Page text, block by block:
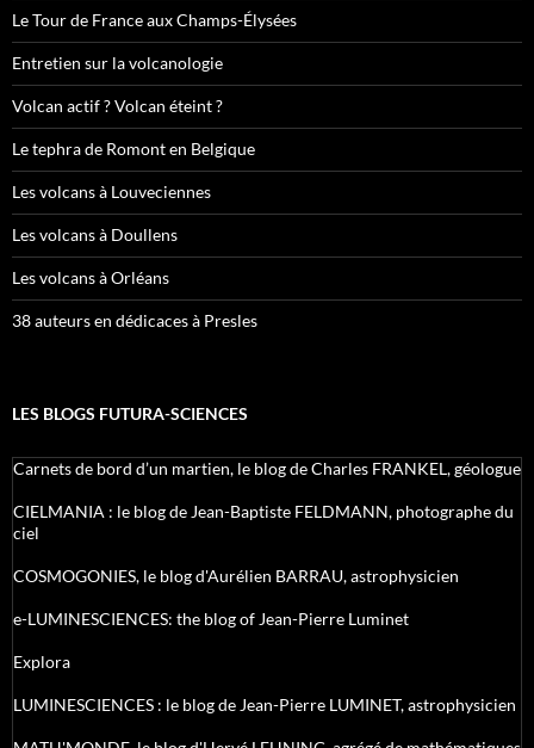
Le Tour de France aux Champs-Élysées
Entretien sur la volcanologie
Volcan actif ? Volcan éteint ?
Le tephra de Romont en Belgique
Les volcans à Louveciennes
Les volcans à Doullens
Les volcans à Orléans
38 auteurs en dédicaces à Presles
LES BLOGS FUTURA-SCIENCES
Carnets de bord d’un martien, le blog de Charles FRANKEL, géologue
CIELMANIA : le blog de Jean-Baptiste FELDMANN, photographe du
ciel
COSMOGONIES, le blog d'Aurélien BARRAU, astrophysicien
e-LUMINESCIENCES: the blog of Jean-Pierre Luminet
Explora
LUMINESCIENCES : le blog de Jean-Pierre LUMINET, astrophysicien